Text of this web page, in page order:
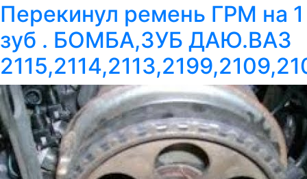
Перекинул ремень ГРМ на 1
зуб . БОМБА,ЗУБ ДАЮ.ВАЗ